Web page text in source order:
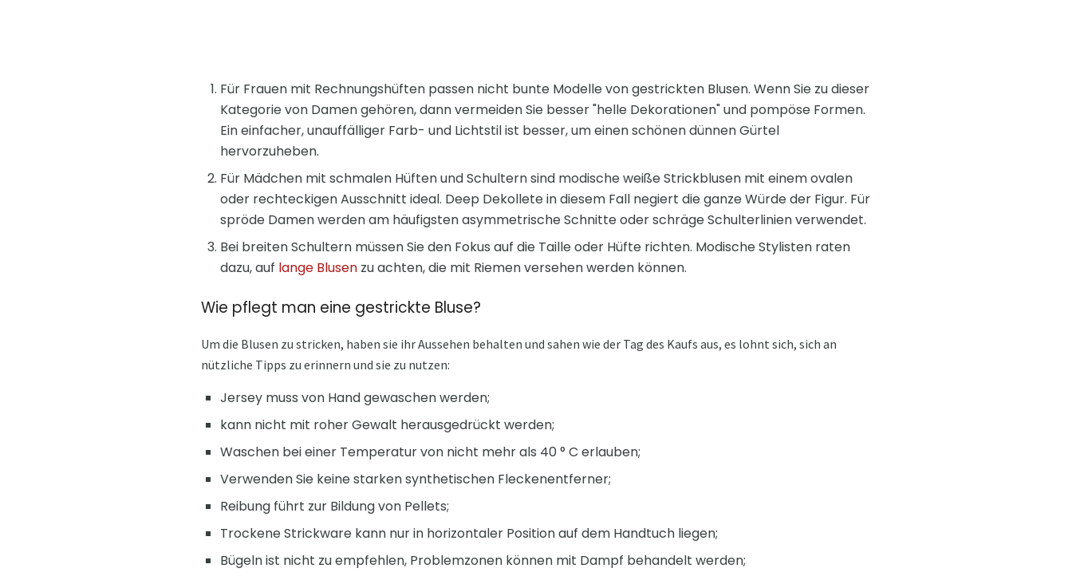
Für Frauen mit Rechnungshüften passen nicht bunte Modelle von gestrickten Blusen. Wenn Sie zu dieser
Kategorie von Damen gehören, dann vermeiden Sie besser "helle Dekorationen" und pompöse Formen.
Ein einfacher, unauffälliger Farb- und Lichtstil ist besser, um einen schönen dünnen Gürtel
hervorzuheben.
Für Mädchen mit schmalen Hüften und Schultern sind modische weiße Strickblusen mit einem ovalen
oder rechteckigen Ausschnitt ideal. Deep Dekollete in diesem Fall negiert die ganze Würde der Figur. Für
spröde Damen werden am häufigsten asymmetrische Schnitte oder schräge Schulterlinien verwendet.
Bei breiten Schultern müssen Sie den Fokus auf die Taille oder Hüfte richten. Modische Stylisten raten
dazu, auf lange Blusen zu achten, die mit Riemen versehen werden können.
Wie pflegt man eine gestrickte Bluse?
Um die Blusen zu stricken, haben sie ihr Aussehen behalten und sahen wie der Tag des Kaufs aus, es lohnt sich, sich an
nützliche Tipps zu erinnern und sie zu nutzen:
Jersey muss von Hand gewaschen werden;
kann nicht mit roher Gewalt herausgedrückt werden;
Waschen bei einer Temperatur von nicht mehr als 40 ° C erlauben;
Verwenden Sie keine starken synthetischen Fleckenentferner;
Reibung führt zur Bildung von Pellets;
Trockene Strickware kann nur in horizontaler Position auf dem Handtuch liegen;
Bügeln ist nicht zu empfehlen, Problemzonen können mit Dampf behandelt werden;